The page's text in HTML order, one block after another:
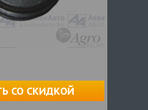
СО СКИДКОЙ